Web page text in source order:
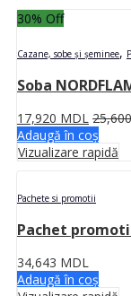
30% Off
Cazane, sobe și șeminee,
Soba
17,920 MDL
Adaugă în coș
Vizualizare rapidă
Pachete si promotii
Pachet
34,643 MDL
Adaugă în coș